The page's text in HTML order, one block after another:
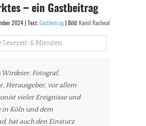
– ein Gastbeitrag
2024 | Text: Gastbeitrag| Bild: Kamil Rachwal
Lesezeit: 6 Minuten
Wirdeier, Fotograf,
Herausgeber, vor allem
vieler Ereignisse und
in Köln und dem
hat auch den Einsturz